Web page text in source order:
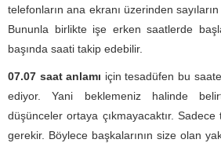
telefonların ana ekranı üzerinden
Bununla birlikte işe erken saatlerde
başında saati takip edebilir.
07.07 saat anlamı için tesadüfen bu
ediyor. Yani beklemeniz halinde
düşünceler ortaya çıkmayacaktır.
gerekir. Böylece başkalarının size olan